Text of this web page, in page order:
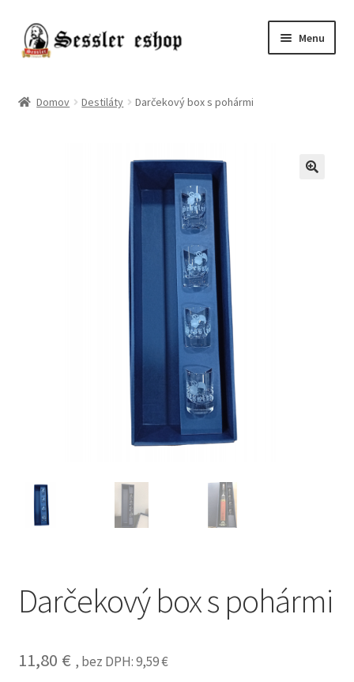
Menu
Domov Destiláty Darčekový box s pohármi
Darčekový box s pohármi
11,80 € , bez DPH:9,59€